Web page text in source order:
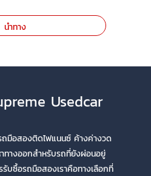
นำทาง
Usedcar
มือสองติดไฟแนนซ์ ค้างค่างวด
ทางออกสำหรับรถที่ยังผ่อนอยู่
บซื้อรถมือสองเราคือทางเลือกที่